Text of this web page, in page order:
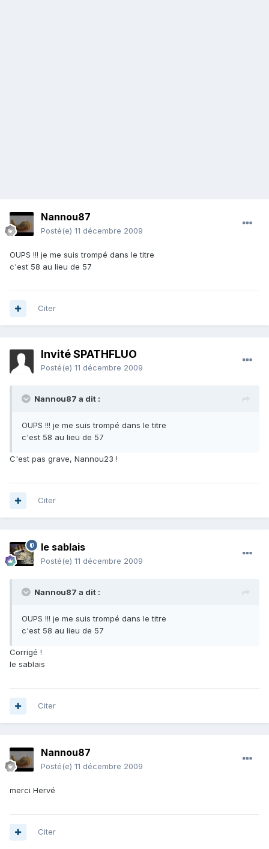
Nannou87
Posté(e) 11 décembre 2009
OUPS !!! je me suis trompé dans le titre
c'est 58 au lieu de 57
Citer
Invité SPATHFLUO
Posté(e) 11 décembre 2009
Nannou87 a dit :
OUPS !!! je me suis trompé dans le titre
c'est 58 au lieu de 57
C'est pas grave, Nannou23 !
Citer
le sablais
Posté(e) 11 décembre 2009
Nannou87 a dit :
OUPS !!! je me suis trompé dans le titre
c'est 58 au lieu de 57
Corrigé !
le sablais
Citer
Nannou87
Posté(e) 11 décembre 2009
merci Hervé
Citer